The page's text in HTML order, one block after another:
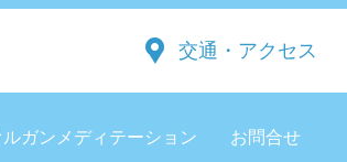
交通・アクセス
ルガンメディテーション お問合せ